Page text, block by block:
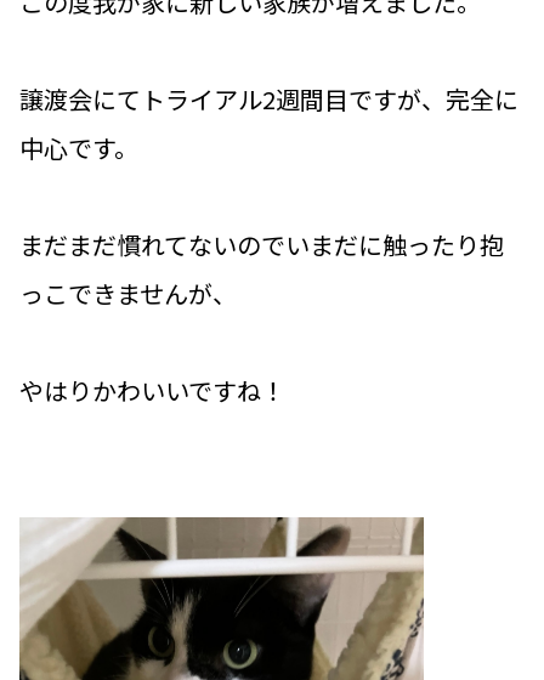
譲渡会にてトライアル2週間目ですが、完全に
中心です。
まだまだ慣れてないのでいまだに触ったり抱
っこできませんが、
やはりかわいいですね！